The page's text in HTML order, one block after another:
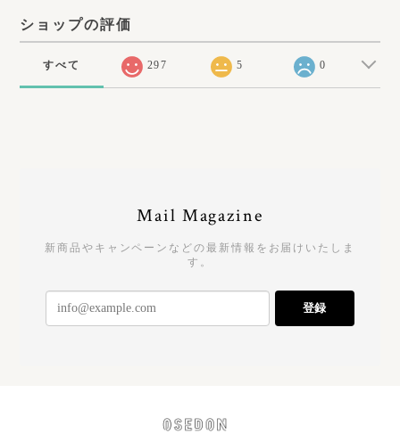
ショップの評価
すべて 297 5 0
Mail Magazine
新商品やキャンペーンなどの最新情報をお届けいたしま
す。
登録